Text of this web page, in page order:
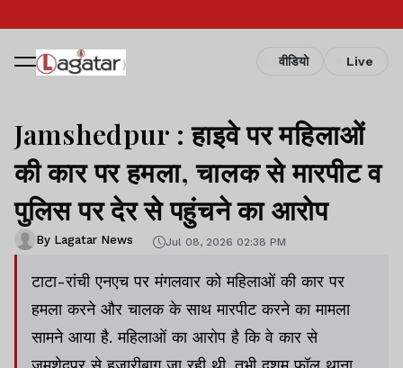
वीडियो Live
Jamshedpur : हाइवे पर महिलाओं
की कार पर हमला, चालक से मारपीट व
पुलिस पर देर से पहुंचने का आरोप
By Lagatar News Jul 08, 2026 02:38 PM
टाटा-रांची एनएच पर मंगलवार को महिलाओं की कार पर
हमला करने और चालक के साथ मारपीट करने का मामला
सामने आया है. महिलाओं का आरोप है कि वे कार से